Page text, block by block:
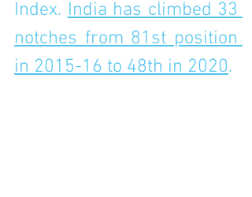
Index. India has climbed 33
notches from 81st position
in 2015-16 to 48th in 2020.